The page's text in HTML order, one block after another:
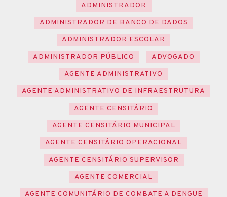
ADMINISTRADOR
ADMINISTRADOR DE BANCO DE DADOS
ADMINISTRADOR ESCOLAR
ADMINISTRADOR PÚBLICO
ADVOGADO
AGENTE ADMINISTRATIVO
AGENTE ADMINISTRATIVO DE INFRAESTRUTURA
AGENTE CENSITÁRIO
AGENTE CENSITÁRIO MUNICIPAL
AGENTE CENSITÁRIO OPERACIONAL
AGENTE CENSITÁRIO SUPERVISOR
AGENTE COMERCIAL
AGENTE COMUNITÁRIO DE COMBATE A DENGUE